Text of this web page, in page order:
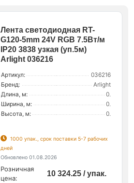
Лента светодиодная RT-
G120-5mm 24V RGB 7.5Вт/м
IP20 3838 узкая (уп.5м)
Arlight 036216
Артикул:
036216
Бренд:
Arlight
Длина, м:
0.
Ширина, м:
0.
Высота, м:
0.
1000 упак., срок поставки 5-7 рабочих
дней
Обновлено 01.08.2026
Розничная
цена:
10 324.25 / упак.